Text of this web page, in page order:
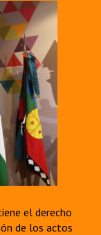
el derecho
de los actos